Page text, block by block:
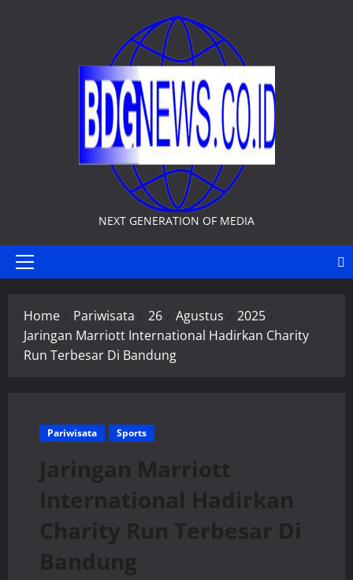
NEXT GENERATION OF MEDIA
Primary
Home Pariwisata 26 Agustus
2025
Jaringan Marriott International Hadirkan Charity
Run Terbesar Di Bandung
Pariwisata Sports
Jaringan Marriott
International Hadirkan
Charity Run Terbesar Di
Bandung